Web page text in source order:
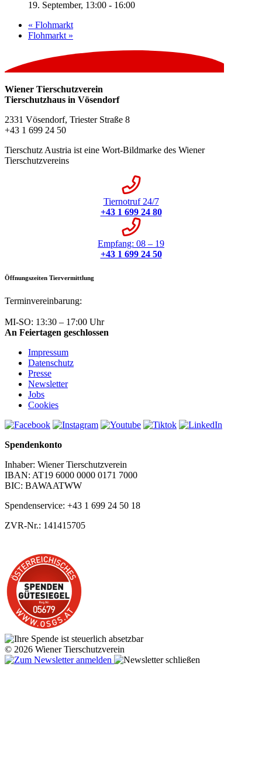
19. September, 13:00 - 16:00
« Flohmarkt
Flohmarkt »
Wiener Tierschutzverein
Tierschutzhaus in Vösendorf
2331 Vösendorf, Triester Straße 8
+43 1 699 24 50
Tierschutz Austria ist eine Wort-Bildmarke des Wiener
Tierschutzvereins
Tiernotruf 24/7
+43 1 699 24 80
Empfang: 08 – 19
+43 1 699 24 50
Öffnungszeiten Tiervermittlung
Terminvereinbarung:
MI-SO: 13:30 – 17:00 Uhr
An Feiertagen geschlossen
Impressum
Datenschutz
Presse
Newsletter
Jobs
Cookies
Spendenkonto
Inhaber: Wiener Tierschutzverein
IBAN: AT19 6000 0000 0171 7000
BIC: BAWAATWW
Spendenservice: +43 1 699 24 50 18
ZVR-Nr.: 141415705
© 2026 Wiener Tierschutzverein